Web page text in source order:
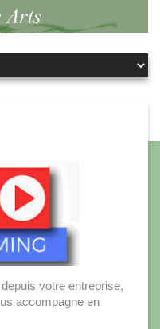
votre entreprise,
accompagne en